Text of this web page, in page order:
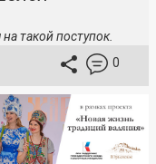
такой поступок.
0